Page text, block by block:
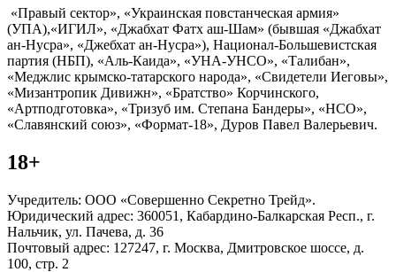
«Правый сектор», «Украинская повстанческая армия»
(УПА),«ИГИЛ», «Джабхат Фатх аш-Шам» (бывшая «Джабхат
ан-Нусра», «Джебхат ан-Нусра»), Национал-Большевистская
партия (НБП), «Аль-Каида», «УНА-УНСО», «Талибан»,
«Меджлис крымско-татарского народа», «Свидетели Иеговы»,
«Мизантропик Дивижн», «Братство» Корчинского,
«Артподготовка», «Тризуб им. Степана Бандеры», «НСО»,
«Славянский союз», «Формат-18», Дуров Павел Валерьевич.
18+
Учредитель: ООО «Совершенно Секретно Трейд».
Юридический адрес: 360051, Кабардино-Балкарская Респ., г.
Нальчик, ул. Пачева, д. 36
Почтовый адрес: 127247, г. Москва, Дмитровское шоссе, д.
100, стр. 2